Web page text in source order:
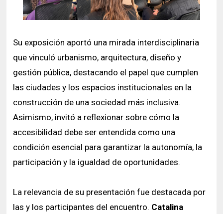
Su exposición aportó una mirada interdisciplinaria
que vinculó urbanismo, arquitectura, diseño y
gestión pública, destacando el papel que cumplen
las ciudades y los espacios institucionales en la
construcción de una sociedad más inclusiva.
Asimismo, invitó a reflexionar sobre cómo la
accesibilidad debe ser entendida como una
condición esencial para garantizar la autonomía, la
participación y la igualdad de oportunidades.
La relevancia de su presentación fue destacada por
las y los participantes del encuentro. Catalina